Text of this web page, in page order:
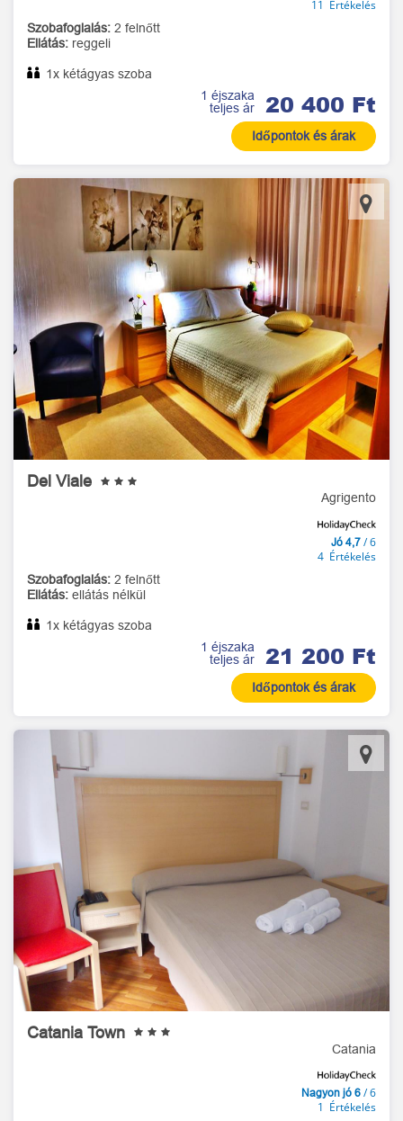
11 Értékelés
Szobafoglalás: 2 felnőtt
Ellátás: reggeli
1x kétágyas szoba
1 éjszaka
teljes ár
20 400 Ft
Időpontok és árak
Del Viale
Agrigento
Jó 4,7 / 6
4 Értékelés
Szobafoglalás: 2 felnőtt
Ellátás: ellátás nélkül
1x kétágyas szoba
1 éjszaka
teljes ár
21 200 Ft
Időpontok és árak
Catania Town
Catania
Nagyon jó 6 / 6
1 Értékelés